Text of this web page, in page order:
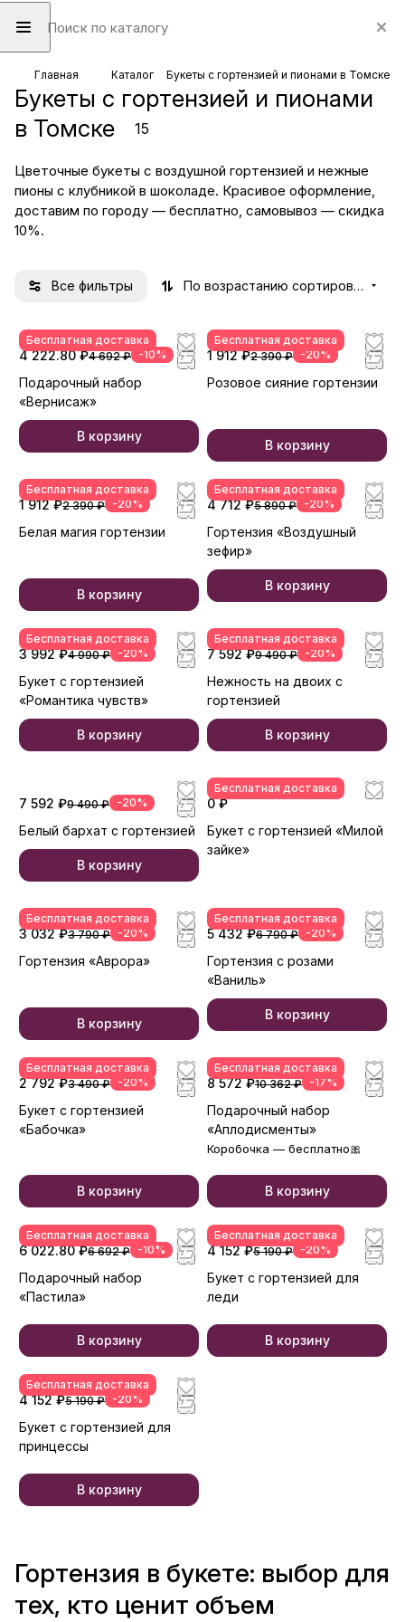
Главная Каталог Букеты с гортензией и пионами в Томске
Букеты с гортензией и пионами
в Томске
15
Цветочные букеты с воздушной гортензией и нежные
пионы с клубникой в шоколаде. Красивое оформление,
доставим по городу — бесплатно, самовывоз — скидка
10%.
Все фильтры По возрастанию сортировки
Бесплатная доставка
4 222.80 ₽4 692 ₽ -10%
Подарочный набор
«Вернисаж»
В корзину
Бесплатная доставка
1 912 ₽2 390 ₽ -20%
Розовое сияние гортензии
В корзину
Бесплатная доставка
1 912 ₽2 390 ₽ -20%
Белая магия гортензии
В корзину
Бесплатная доставка
4 712 ₽5 890 ₽ -20%
Гортензия «Воздушный
зефир»
В корзину
Бесплатная доставка
3 992 ₽4 990 ₽ -20%
Букет с гортензией
«Романтика чувств»
В корзину
Бесплатная доставка
7 592 ₽9 490 ₽ -20%
Нежность на двоих с
гортензией
В корзину
7 592 ₽9 490 ₽ -20%
Белый бархат с гортензией
В корзину
Бесплатная доставка
0 ₽
Букет с гортензией «Милой
зайке»
Бесплатная доставка
3 032 ₽3 790 ₽ -20%
Гортензия «Аврора»
В корзину
Бесплатная доставка
5 432 ₽6 790 ₽ -20%
Гортензия с розами
«Ваниль»
В корзину
Бесплатная доставка
2 792 ₽3 490 ₽ -20%
Букет с гортензией
«Бабочка»
В корзину
Бесплатная доставка
8 572 ₽10 362 ₽ -17%
Подарочный набор
«Аплодисменты»
Коробочка — бесплатно🎀
В корзину
Бесплатная доставка
6 022.80 ₽6 692 ₽ -10%
Подарочный набор
«Пастила»
В корзину
Бесплатная доставка
4 152 ₽5 190 ₽ -20%
Букет с гортензией для
леди
В корзину
Бесплатная доставка
4 152 ₽5 190 ₽ -20%
Букет с гортензией для
принцессы
В корзину
Гортензия в букете: выбор для
тех, кто ценит объем